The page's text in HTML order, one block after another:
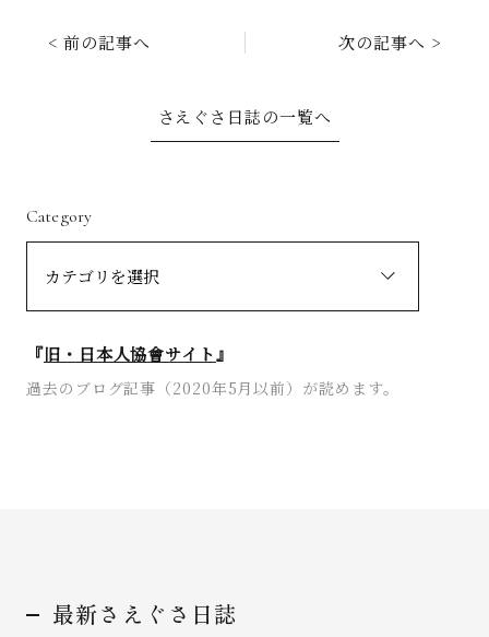
< 前の記事へ 次の記事へ >
さえぐさ日誌の一覧へ
Category
『旧・日本人協會サイト』
過去のブログ記事（2020年5月以前）が読めます。
最新さえぐさ日誌